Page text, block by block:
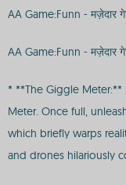
AA Game:Funn - मज़ेदार
AA Game:Funn - मज़ेदार
* **The Giggle Meter:**
Meter. Once full,
which briefly warps
and drones hilariously